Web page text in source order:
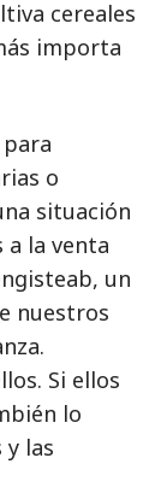
cereales
importa
o
situación
la venta
un
nuestros
Si ellos
lo
y las